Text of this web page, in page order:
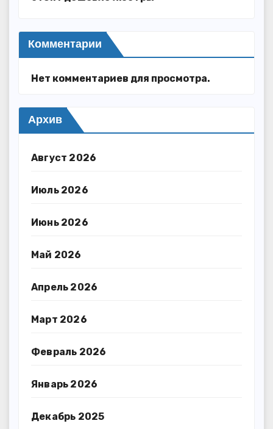
Комментарии
Нет комментариев для просмотра.
Архив
Август 2026
Июль 2026
Июнь 2026
Май 2026
Апрель 2026
Март 2026
Февраль 2026
Январь 2026
Декабрь 2025